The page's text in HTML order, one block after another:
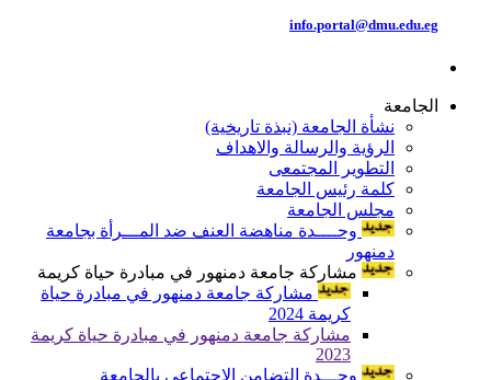
info.portal@dmu.edu.eg
الجامعة
نشأة الجامعة (نبذة تاريخية)
الرؤية والرسالة والاهداف
التطوير المجتمعى
كلمة رئيس الجامعة
مجلس الجامعة
وحــــدة مناهضة العنف ضد المـــرأة بجامعة
دمنهور
مشاركة جامعة دمنهور في مبادرة حياة كريمة
مشاركة جامعة دمنهور في مبادرة حياة
كريمة 2024
مشاركة جامعة دمنهور في مبادرة حياة كريمة
2023
وحـــدة التضامن الإجتماعى بالجامعة